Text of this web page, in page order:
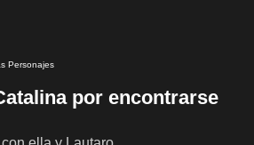
Personajes
por encontrarse